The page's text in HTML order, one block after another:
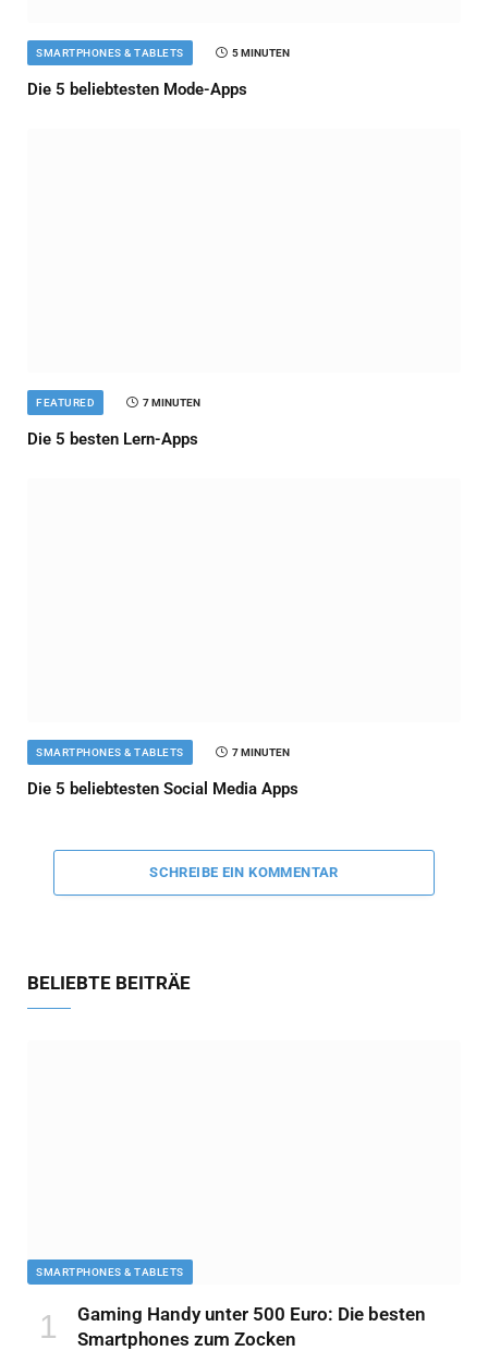
SMARTPHONES & TABLETS 5 MINUTEN
Die 5 beliebtesten Mode-Apps
FEATURED 7 MINUTEN
Die 5 besten Lern-Apps
SMARTPHONES & TABLETS 7 MINUTEN
Die 5 beliebtesten Social Media Apps
SCHREIBE EIN KOMMENTAR
BELIEBTE BEITRÄE
SMARTPHONES & TABLETS
Gaming Handy unter 500 Euro: Die besten
Smartphones zum Zocken